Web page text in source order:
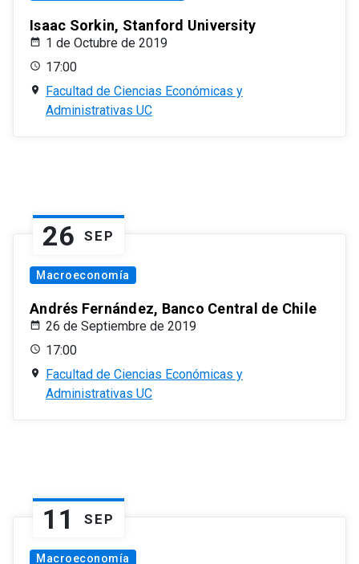
Isaac Sorkin, Stanford University
1 de Octubre de 2019
17:00
Facultad de Ciencias Económicas y
Administrativas UC
26 SEP
Macroeconomía
Andrés Fernández, Banco Central de Chile
26 de Septiembre de 2019
17:00
Facultad de Ciencias Económicas y
Administrativas UC
11 SEP
Macroeconomía